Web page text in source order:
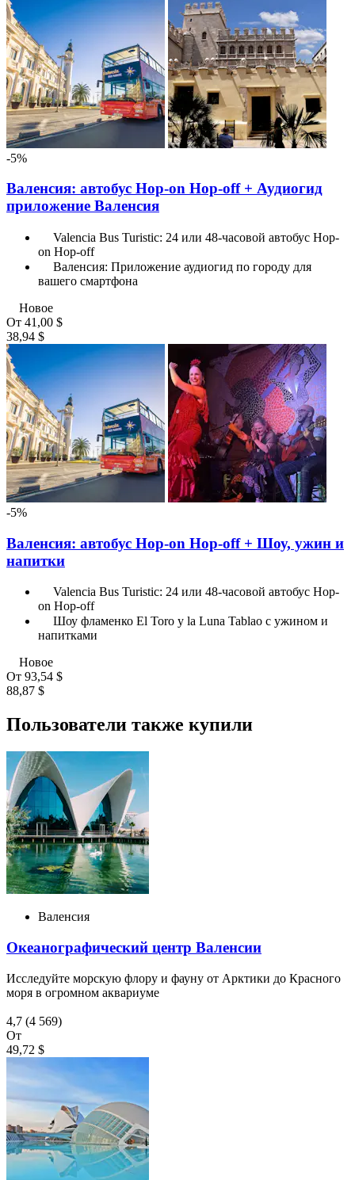
-5%
Валенсия: автобус Hop-on Hop-off + Аудиогид
приложение Валенсия
Valencia Bus Turistic: 24 или 48-часовой автобус Hop-
on Hop-off
Валенсия: Приложение аудиогид по городу для
вашего смартфона
Новое
От 41,00 $
38,94 $
-5%
Валенсия: автобус Hop-on Hop-off + Шоу, ужин и
напитки
Valencia Bus Turistic: 24 или 48-часовой автобус Hop-
on Hop-off
Шоу фламенко El Toro y la Luna Tablao с ужином и
напитками
Новое
От 93,54 $
88,87 $
Пользователи также купили
Валенсия
Океанографический центр Валенсии
Исследуйте морскую флору и фауну от Арктики до Красного
моря в огромном аквариуме
4,7 (4 569)
От
49,72 $